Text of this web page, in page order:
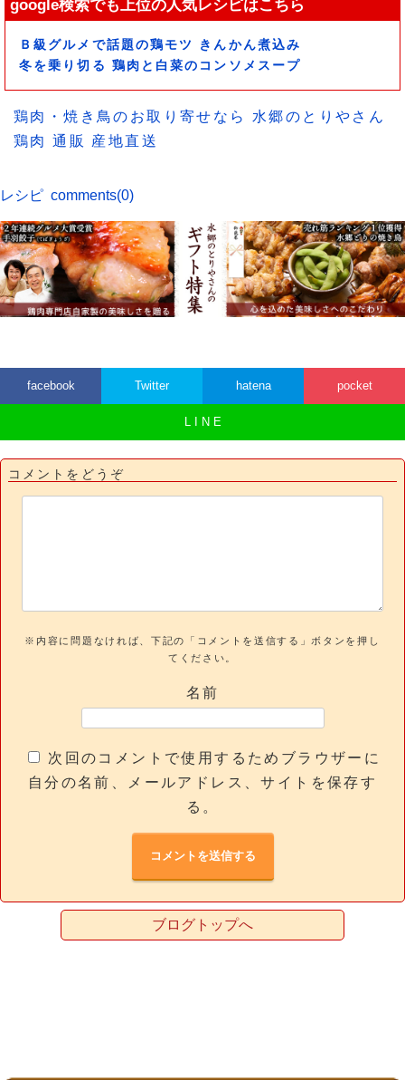
google検索でも上位の人気レシピはこちら
Ｂ級グルメで話題の鶏モツ きんかん煮込み
冬を乗り切る 鶏肉と白菜のコンソメスープ
鶏肉・焼き鳥のお取り寄せなら 水郷のとりやさん
鶏肉 通販 産地直送
レシピ comments(0)
facebook Twitter hatena pocket
L I N E
コメントをどうぞ
※内容に問題なければ、下記の「コメントを送信する」ボタンを押し
てください。
名前
次回のコメントで使用するためブラウザーに
自分の名前、メールアドレス、サイトを保存す
る。
ブログトップへ